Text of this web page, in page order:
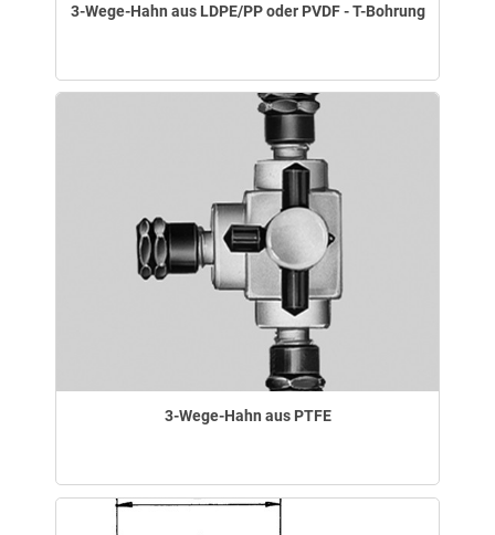
3-Wege-Hahn aus LDPE/PP oder PVDF - T-Bohrung
3-Wege-Hahn aus PTFE